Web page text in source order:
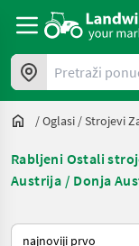
Pretraži ponude
/Oglasi /Strojevi
Rabljeni Ostali
Austrija / Donja
Način na koji sortira